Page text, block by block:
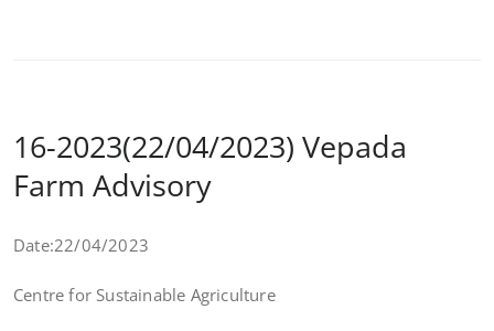
16-2023(22/04/2023) Vepada
Farm Advisory
Date:22/04/2023
Centre for Sustainable Agriculture